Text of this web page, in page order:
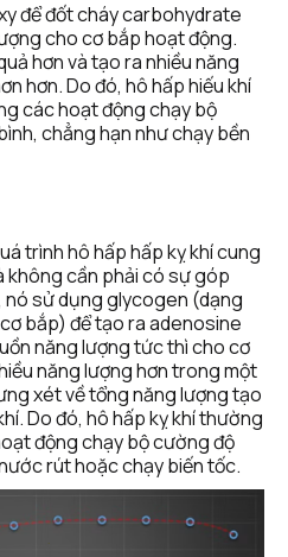
để đốt cháy carbohydrate
cho cơ bắp hoạt động.
hơn và tạo ra nhiều năng
hơn. Do đó, hô hấp hiếu khí
các hoạt động chạy bộ
chẳng hạn như chạy bền
trình hô hấp hấp kỵ khí cung
không cần phải có sự góp
nó sử dụng glycogen (dạng
bắp) để tạo ra adenosine
năng lượng tức thì cho cơ
năng lượng hơn trong một
xét về tổng năng lượng tạo
Do đó, hô hấp kỵ khí thường
động chạy bộ cường độ
rút hoặc chạy biến tốc.